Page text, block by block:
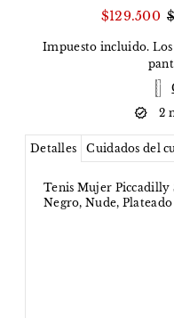
$129.500
Impuesto incluido. Los
2
Detalles Cuidados del
Tenis Mujer Piccadilly
Negro, Nude,